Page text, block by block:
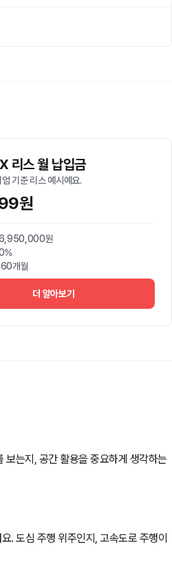
리스 월 납입금
기준 리스 예시예요.
원
원
개월
더 알아보기
보는지, 공간 활용을 중요하게 생각하는
. 도심 주행 위주인지, 고속도로 주행이